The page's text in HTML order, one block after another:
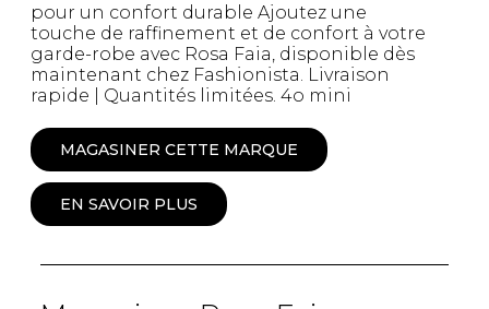
pour un confort durable Ajoutez une
touche de raffinement et de confort à votre
garde-robe avec Rosa Faia, disponible dès
maintenant chez Fashionista. Livraison
rapide | Quantités limitées. 4o mini
MAGASINER CETTE MARQUE
EN SAVOIR PLUS